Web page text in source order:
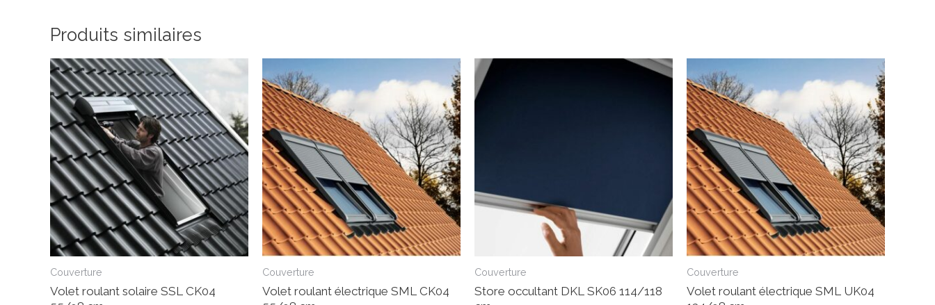
Produits similaires
Couverture
Volet roulant solaire SSL CK04
Couverture
Volet roulant électrique SML CK04
Couverture
Store occultant DKL SK06 114/118
Couverture
Volet roulant électrique SML UK04